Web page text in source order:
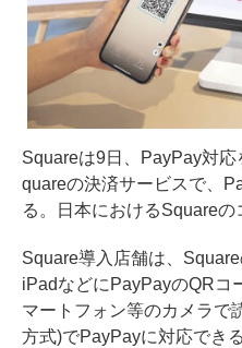
Squareは9日、PayPay対
quareの決済サービスで、
る。日本におけるSquareの
Square導入店舗は、
iPadなどにPayPayのQRコ
マートフォン等のカメラで
方式)でPayPayに対応でき